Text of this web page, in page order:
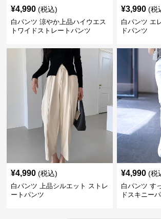
¥4,990 (税込)
白パンツ 涼やか上品ハイウエス
トワイドストレートパンツ
¥3,990 (税
白パンツ エ
ドパンツ
¥4,990 (税込)
白パンツ 上品シルエット ストレ
ートパンツ
¥4,990 (税
白パンツ す
ドスキニー